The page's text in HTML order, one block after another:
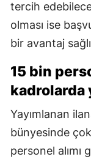
tercih
olması ise
bir avantaj
15 bin
kadrolarda
Yayımlanan
bünyesinde
personel alımı